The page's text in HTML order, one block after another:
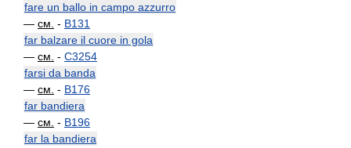
fare un ballo in campo azzurro
— см. - B131
far balzare il cuore in gola
— см. - C3254
farsi da banda
— см. - B176
far bandiera
— см. - B196
far la bandiera